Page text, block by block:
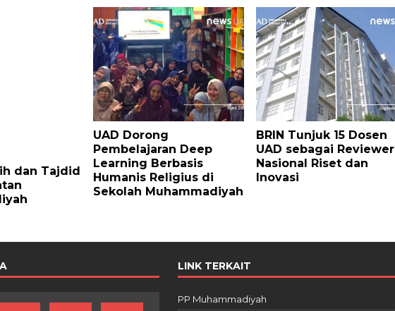
dan Tajdid
UAD Dorong
Pembelajaran Deep
Learning Berbasis
Humanis Religius di
Sekolah Muhammadiyah
BRIN Tunjuk 15 Dosen
UAD sebagai Reviewer
Nasional Riset dan
Inovasi
LINK TERKAIT
PP Muhammadiyah